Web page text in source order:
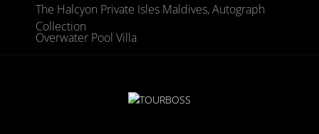
The Halcyon Private Isles Maldives, Autograph
Collection
Overwater Pool Villa